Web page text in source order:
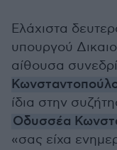
Ελάχιστα
υπουργού
αίθουσα
ίδια στην
Οδυσσέα
«σας είχα